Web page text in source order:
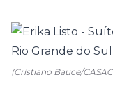
(Cristiano Bauce/